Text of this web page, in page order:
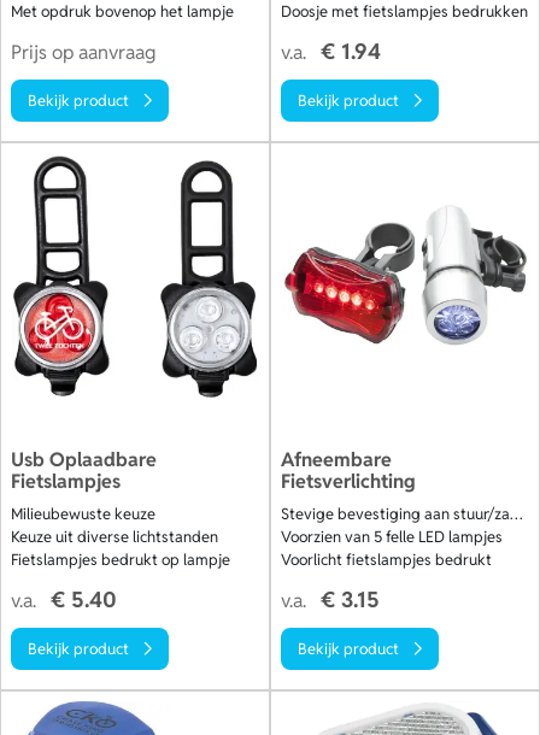
Met opdruk bovenop het lampje
Prijs op aanvraag
Bekijk product
Doosje met fietslampjes bedrukken
v.a. € 1.94
Bekijk product
Usb Oplaadbare
Fietslampjes
Milieubewuste keuze
Keuze uit diverse lichtstanden
Fietslampjes bedrukt op lampje
v.a. € 5.40
Bekijk product
Afneembare
Fietsverlichting
Stevige bevestiging aan stuur/zadel
Voorzien van 5 felle LED lampjes
Voorlicht fietslampjes bedrukt
v.a. € 3.15
Bekijk product